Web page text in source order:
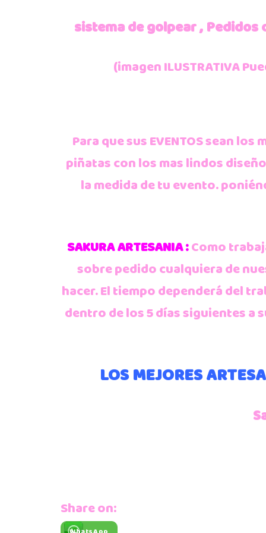
sistema de golpear , Pedidos
(imagen ILUSTRATIVA
Para que sus EVENTOS sean
piñatas con los mas lindos
la medida de tu evento.
SAKURA ARTESANIA :Como
sobre pedido cualquiera de
hacer. El tiempo dependerá del
dentro de los 5 días siguientes a
LOS MEJORES
Share on: